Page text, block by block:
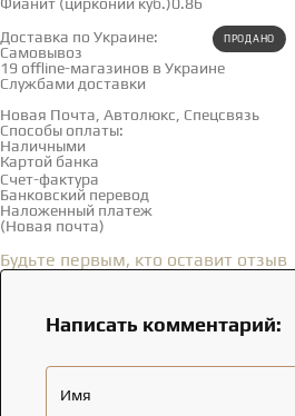
ПРОДАНО
Доставка и оплата
Доставка по Украине:
Самовывоз
Смотреть на карте →
19 offline-магазинов в Украине
Службами доставки
Новая Почта, Автолюкс, Спецсвязь
Способы оплаты:
Наличными
Картой банка
Счет-фактура
Банковский перевод
Наложенный платеж
(Новая почта)
Будьте первым, кто оставит отзыв
Написать комментарий:
Имя